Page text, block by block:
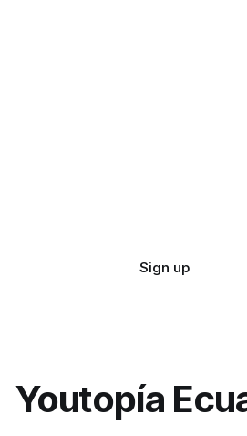
Sign up
Youtopía